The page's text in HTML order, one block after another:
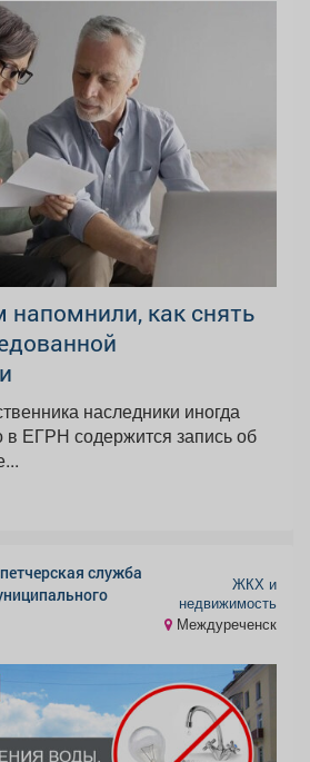
напомнили, как снять
наследники иногда
в ЕГРН содержится запись об
служба
ЖКХ и
недвижимость
Междуреченск